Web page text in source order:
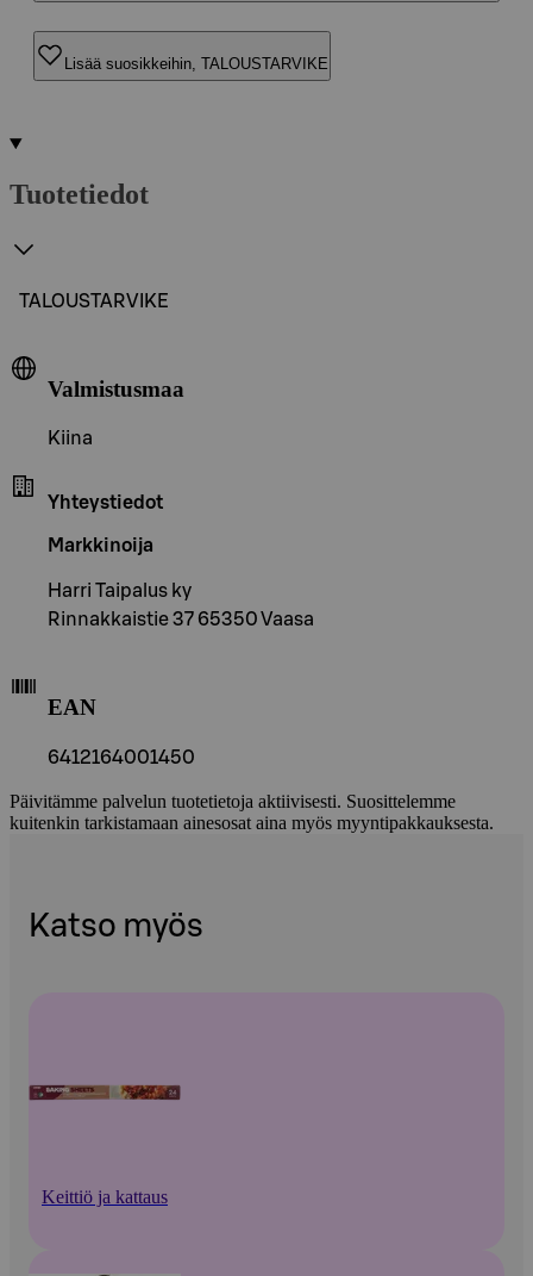
Lisää suosikkeihin, TALOUSTARVIKE
Tuotetiedot
TALOUSTARVIKE
Valmistusmaa
Kiina
Yhteystiedot
Markkinoija
Harri Taipalus ky
Rinnakkaistie 37 65350 Vaasa
EAN
6412164001450
Päivitämme palvelun tuotetietoja aktiivisesti. Suosittelemme
kuitenkin tarkistamaan ainesosat aina myös myyntipakkauksesta.
Katso myös
Keittiö ja kattaus